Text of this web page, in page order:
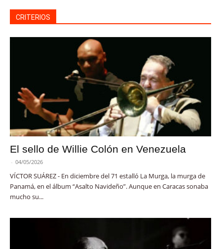
CRITERIOS
El sello de Willie Colón en Venezuela
- 04/05/2026
VÍCTOR SUÁREZ - En diciembre del 71 estalló La Murga, la murga de
Panamá, en el álbum “Asalto Navideño”. Aunque en Caracas sonaba
mucho su...